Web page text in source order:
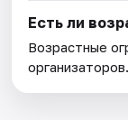
Есть ли
Возрастные
организаторов.